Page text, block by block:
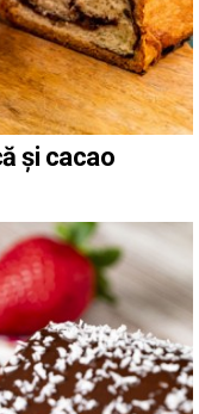
și cacao